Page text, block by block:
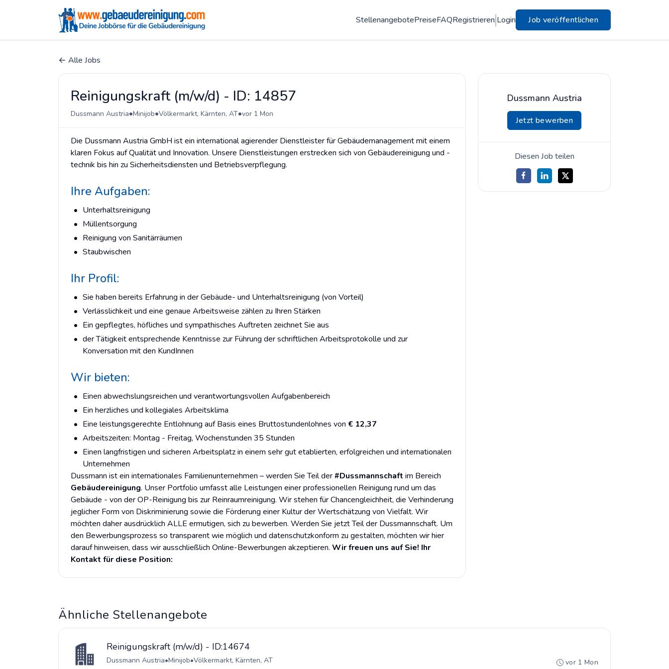
StellenangebotePreiseFAQRegistrieren Login Job veröffentlichen
Alle Jobs
Reinigungskraft (m/w/d) - ID: 14857
Dussmann Austria•Minijob•Völkermarkt, Kärnten, AT•vor 1 Mon
Die Dussmann Austria GmbH ist ein international agierender Dienstleister für Gebäudemanagement mit einem
klaren Fokus auf Qualität und Innovation. Unsere Dienstleistungen erstrecken sich von Gebäudereinigung und -
technik bis hin zu Sicherheitsdiensten und Betriebsverpflegung.
Ihre Aufgaben:
Unterhaltsreinigung
Müllentsorgung
Reinigung von Sanitärräumen
Staubwischen
Ihr Profil:
Sie haben bereits Erfahrung in der Gebäude- und Unterhaltsreinigung (von Vorteil)
Verlässlichkeit und eine genaue Arbeitsweise zählen zu Ihren Stärken
Ein gepflegtes, höfliches und sympathisches Auftreten zeichnet Sie aus
der Tätigkeit entsprechende Kenntnisse zur Führung der schriftlichen Arbeitsprotokolle und zur
Konversation mit den KundInnen
Wir bieten:
Einen abwechslungsreichen und verantwortungsvollen Aufgabenbereich
Ein herzliches und kollegiales Arbeitsklima
Eine leistungsgerechte Entlohnung auf Basis eines Bruttostundenlohnes von € 12,37
Arbeitszeiten: Montag - Freitag, Wochenstunden 35 Stunden
Einen langfristigen und sicheren Arbeitsplatz in einem sehr gut etablierten, erfolgreichen und internationalen
Unternehmen
Dussmann ist ein internationales Familienunternehmen – werden Sie Teil der#Dussmannschaft im Bereich
Gebäudereinigung. Unser Portfolio umfasst alle Leistungen einer professionellen Reinigung rund um das
Gebäude - von der OP-Reinigung bis zur Reinraumreinigung. Wir stehen für Chancengleichheit, die Verhinderung
jeglicher Form von Diskriminierung sowie die Förderung einer Kultur der Wertschätzung von Vielfalt. Wir
möchten daher ausdrücklich ALLE ermutigen, sich zu bewerben. Werden Sie jetzt Teil der Dussmannschaft. Um
den Bewerbungsprozess so transparent wie möglich und datenschutzkonform zu gestalten, möchten wir hier
darauf hinweisen, dass wir ausschließlich Online-Bewerbungen akzeptieren. Wir freuen uns auf Sie! Ihr
Kontakt für diese Position:
Dussmann Austria
Jetzt bewerben
Diesen Job teilen
Ähnliche Stellenangebote
Reinigungskraft (m/w/d) - ID:14674
Dussmann Austria•Minijob•Völkermarkt, Kärnten, AT vor 1 Mon